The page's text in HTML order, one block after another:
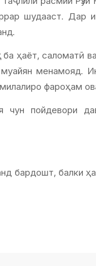
шудааст. Дар
ҳаёт, саломатӣ
менамояд.
фароҳам
пойдевори
бардошт, балки